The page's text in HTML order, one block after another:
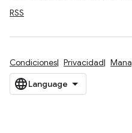
RSS
Condiciones Privacidad